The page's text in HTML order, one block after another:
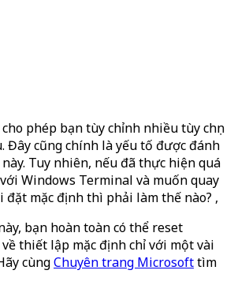
phép bạn tùy chỉnh nhiều tùy chọn
Đây cũng chính là yếu tố được đánh
này. Tuy nhiên, nếu đã thực hiện quá
Windows Terminal và muốn quay
mặc định thì phải làm thế nào? ,
bạn hoàn toàn có thể reset
thiết lập mặc định chỉ với một vài
cùngChuyên trang Microsofttìm